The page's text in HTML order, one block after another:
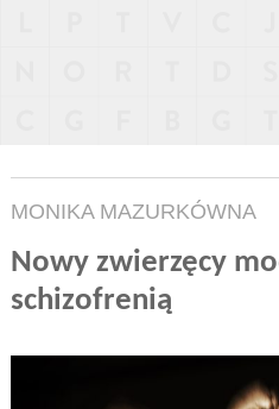
MONIKA MAZURKÓWNA
Nowy zwierzęcy
schizofrenią